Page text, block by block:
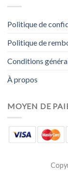
Politique de
Politique de
Conditions
À propos
MOYEN DE